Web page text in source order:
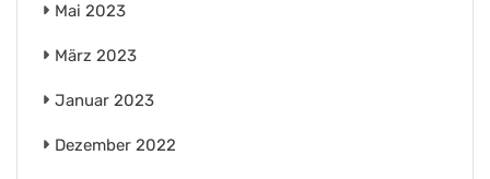
Mai 2023
März 2023
Januar 2023
Dezember 2022